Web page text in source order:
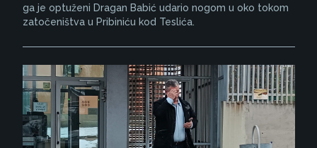
ga je optuženi Dragan Babić udario nogom u oko tokom
zatočeništva u Pribiniću kod Teslića.